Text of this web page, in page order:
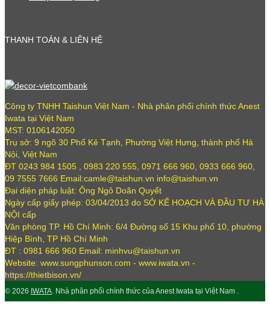
THANH TOÁN & LIÊN HỆ
Công ty TNHH Taishun Việt Nam - Nhà phân phối chính thức Anest
Iwata tại Việt Nam
MST: 0106142050
Trụ sở: 9 ngõ 30 Phố Kẻ Tạnh, Phường Việt Hưng, thành phố Hà
Nội, Việt Nam
ĐT 0243 984 1505 , 0983 220 555, 0971 666 960, 0933 666 960,
09 7555 7666 Email:camle@taishun.vn info@taishun.vn
Đại diện pháp luật: Ông Ngô Doãn Quyết
Ngày cấp giấy phép: 03/04/2013 do SỞ KẾ HOẠCH VÀ ĐẦU TƯ HÀ
NỘI cấp
Văn phòng TP. Hồ Chí Minh: 6/4 Đường số 15 Khu phố 10, phường
Hiệp Bình, TP Hồ Chí Minh
ĐT : 0981 666 960 Email: minhvu@taishun.vn
Website: www.sungphunson.com - www.iwata.vn -
https://thietbison.vn/
© 2026 IWATA. Nhà phân phối chính thức của Anest Iwata tại Việt Nam .